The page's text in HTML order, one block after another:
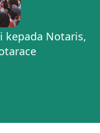
kepada Notaris,